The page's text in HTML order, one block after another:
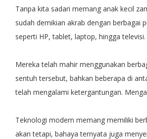
Tanpa kita sadari memang anak kecil
sudah demikian akrab dengan berbagai
seperti HP, tablet, laptop, hingga televisi.
Mereka telah mahir menggunakan
sentuh tersebut, bahkan beberapa di
telah mengalami ketergantungan.
Teknologi modern memang memiliki
akan tetapi, bahaya ternyata juga